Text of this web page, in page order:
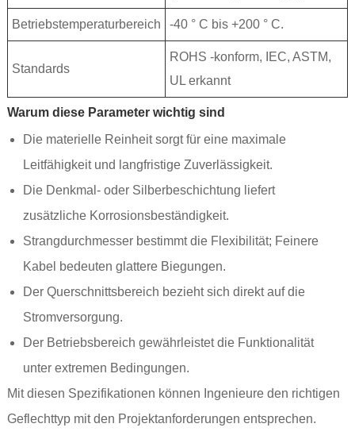
Betriebstemperaturbereich -40 ° C bis +200 ° C.
Standards
ROHS -konform, IEC, ASTM,
UL erkannt
Warum diese Parameter wichtig sind
Die materielle Reinheit sorgt für eine maximale
Leitfähigkeit und langfristige Zuverlässigkeit.
Die Denkmal- oder Silberbeschichtung liefert
zusätzliche Korrosionsbeständigkeit.
Strangdurchmesser bestimmt die Flexibilität; Feinere
Kabel bedeuten glattere Biegungen.
Der Querschnittsbereich bezieht sich direkt auf die
Stromversorgung.
Der Betriebsbereich gewährleistet die Funktionalität
unter extremen Bedingungen.
Mit diesen Spezifikationen können Ingenieure den richtigen
Geflechttyp mit den Projektanforderungen entsprechen.